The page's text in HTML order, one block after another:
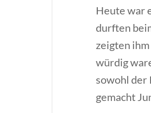
Heute war
durften
zeigten
würdig
sowohl der
gemacht